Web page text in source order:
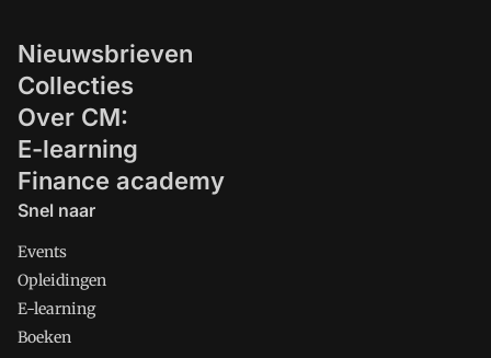
Nieuwsbrieven
Collecties
Over CM:
E-learning
Finance academy
Snel naar
Events
Opleidingen
E-learning
Boeken